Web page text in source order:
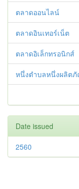
ตลาดออนไลน์
ตลาดอินเทอร์เน็ต
ตลาดอิเล็กทรอนิกส์
หนึ่งตำบลหนึ่งผลิต
Date issued
2560